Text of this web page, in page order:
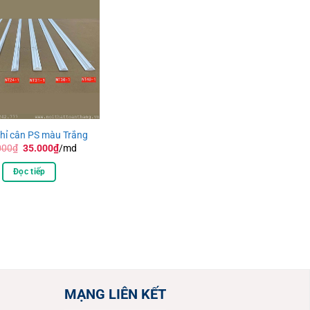
cân PS màu Trắng
₫ Giá
là:
40.000₫.
35.000₫Giá
hiện
/md
Đọc tiếp
MẠNG LIÊN KẾT